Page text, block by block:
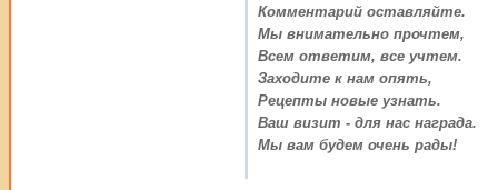
Комментарий оставляйте.
Мы внимательно прочтем,
Всем ответим, все учтем.
Заходите к нам опять,
Рецепты новые узнать.
Ваш визит - для нас награда.
Мы вам будем очень рады!